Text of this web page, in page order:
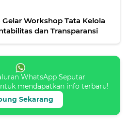
Workshop Tata Kelola
dan Transparansi
WhatsApp Seputar
mendapatkan info terbaru!
Sekarang